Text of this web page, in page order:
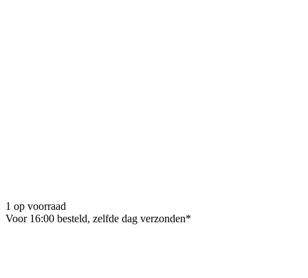
1 op voorraad
Voor 16:00 besteld, zelfde dag verzonden*